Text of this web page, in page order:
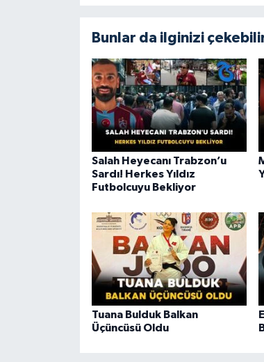
Bunlar da ilginizi
Salah Heyecanı Trabzon’u
Sardı! Herkes Yıldız
Futbolcuyu Bekliyor
Tuana Bulduk Balkan
Üçüncüsü Oldu